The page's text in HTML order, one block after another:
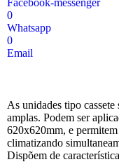
Facebook-messenger
0
Whatsapp
0
Email
As unidades tipo
amplas. Podem ser
620x620mm, e
climatizando
Dispõem de